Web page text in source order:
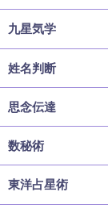
九星気学
姓名判断
思念伝達
数秘術
東洋占星術